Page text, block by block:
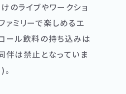
のライブやワークショ
ァミリーで楽しめるエ
ール飲料の持ち込みは
伴は禁止となっていま